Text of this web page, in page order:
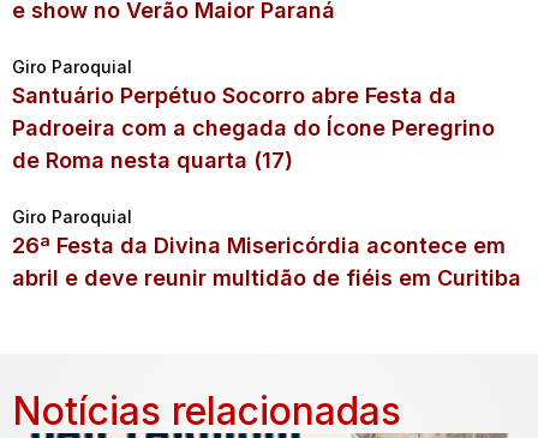
e show no Verão Maior Paraná
Giro Paroquial
Santuário Perpétuo Socorro abre Festa da
Padroeira com a chegada do Ícone Peregrino
de Roma nesta quarta (17)
Giro Paroquial
26ª Festa da Divina Misericórdia acontece em
abril e deve reunir multidão de fiéis em Curitiba
Notícias relacionadas